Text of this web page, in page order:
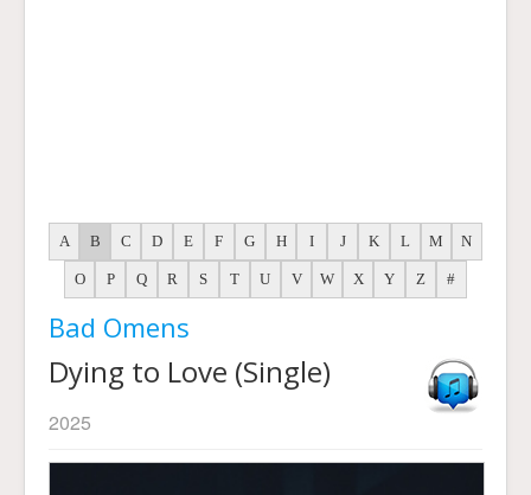
A B C D E F G H I J K L M N
O P Q R S T U V W X Y Z #
Bad Omens
Dying to Love (Single)
2025